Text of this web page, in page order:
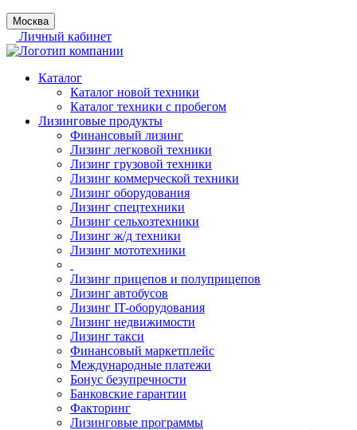
Москва
Личный кабинет
Каталог
Каталог новой техники
Каталог техники с пробегом
Лизинговые продукты
Финансовый лизинг
Лизинг легковой техники
Лизинг грузовой техники
Лизинг коммерческой техники
Лизинг оборудования
Лизинг спецтехники
Лизинг сельхозтехники
Лизинг ж/д техники
Лизинг мототехники
Лизинг прицепов и полуприцепов
Лизинг автобусов
Лизинг IT-оборудования
Лизинг недвижимости
Лизинг такси
Финансовый маркетплейс
Международные платежи
Бонус безупречности
Банковские гарантии
Факторинг
Лизинговые программы